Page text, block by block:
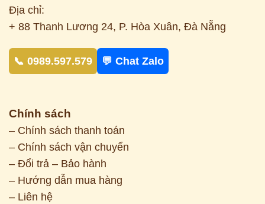
Địa chỉ:
+ 88 Thanh Lương 24, P. Hòa Xuân, Đà Nẵng
📞 0989.597.579 💬 Chat Zalo
Chính sách
– Chính sách thanh toán
– Chính sách vận chuyển
– Đổi trả – Bảo hành
– Hướng dẫn mua hàng
– Liên hệ